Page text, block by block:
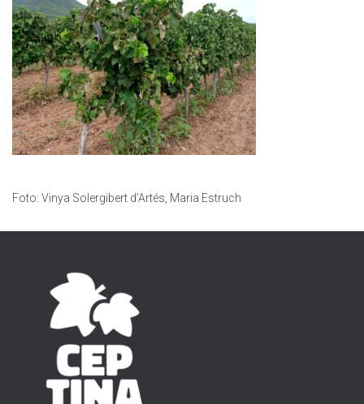
Foto: Vinya Solergibert d’Artés, Maria Estruch